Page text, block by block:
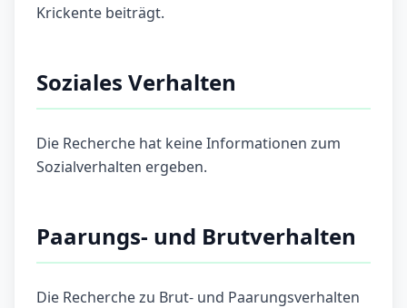
Krickente beiträgt.
Soziales Verhalten
Die Recherche hat keine Informationen zum
Sozialverhalten ergeben.
Paarungs- und Brutverhalten
Die Recherche zu Brut- und Paarungsverhalten